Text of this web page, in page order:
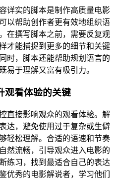
详实的脚本是制作高质量电影
以帮助创作者更有效地组织语
在撰写脚本之前，需要反复观
才能捕捉到更多的细节和关键
时，脚本还能帮助规划语言的
易于理解又富有吸引力。
观看体验的关键
直接影响观众的观看体验。解
达，避免使用过于复杂或生僻
轻松理解。合适的语速和节奏
然流畅，引导观众进入电影的
练习，找到最适合自己的表达
优秀的电影解说者，学习他们